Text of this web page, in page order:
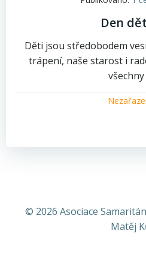
Den
Děti jsou středobodem
trápení, naše starost i
© 2026 Asociace
Matěj